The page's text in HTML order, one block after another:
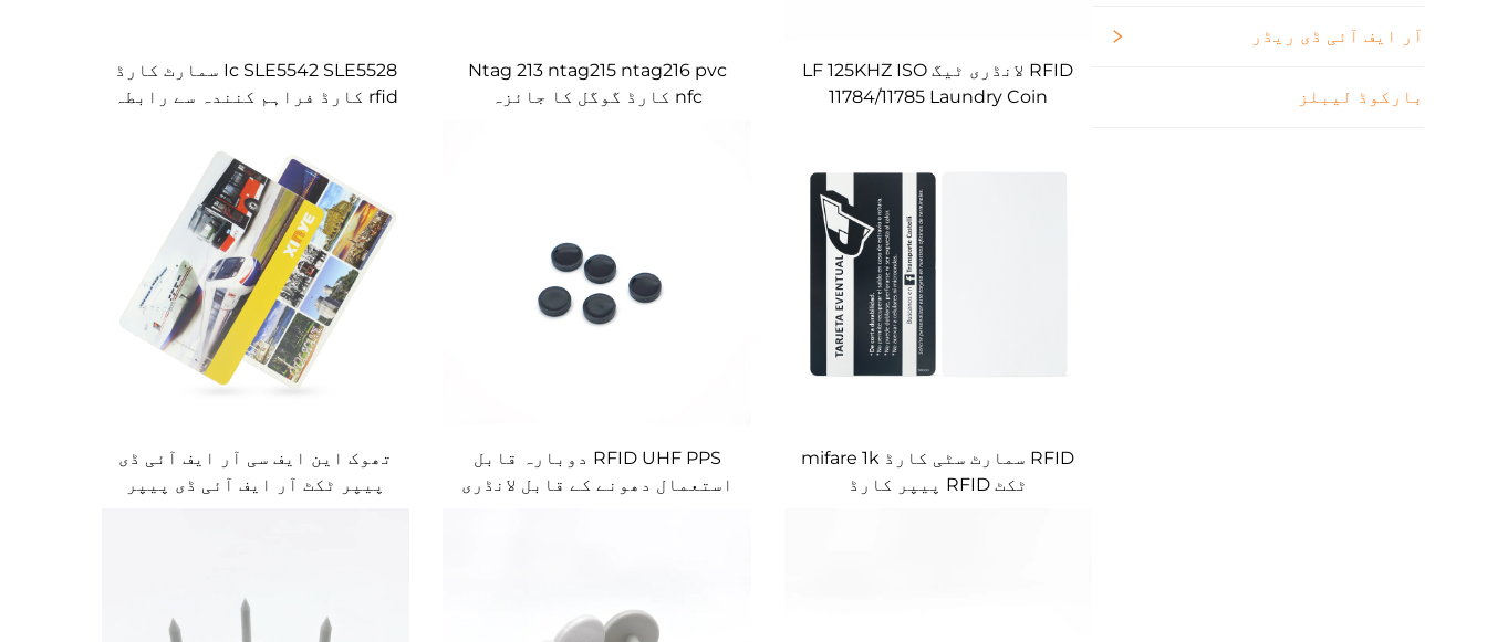
آر ایف آئی ڈی ریڈر
بارکوڈ لیبلز
RFID لانڈری ٹیگ LF 125KHZ ISO
11784/11785 Laundry Coin
Ntag 213 ntag215 ntag216 pvc
nfc کارڈ گوگل کا جائزہ
Ic SLE5542 SLE5528 سمارٹ کارڈ
rfid کارڈ فراہم کنندہ سے رابطہ
RFID سمارٹ سٹی کارڈ mifare 1k
ٹکٹ RFID پیپر کارڈ
RFID UHF PPS دوبارہ قابل
استعمال دھونے کے قابل لانڈری
تھوک این ایف سی آر ایف آئی ڈی
پیپر ٹکٹ آر ایف آئی ڈی پیپر